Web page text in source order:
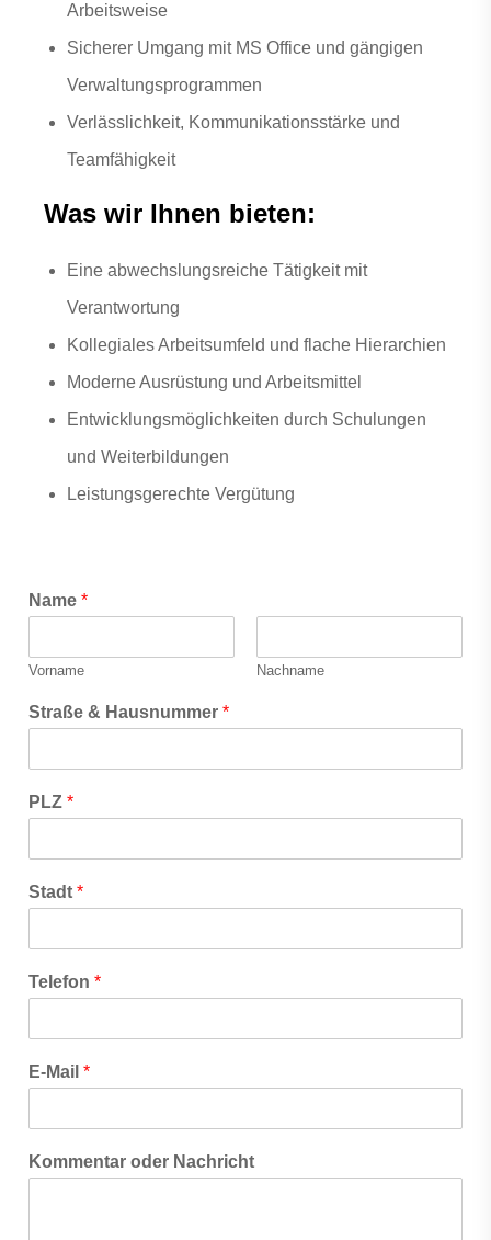
Arbeitsweise
Sicherer Umgang mit MS Office und gängigen
Verwaltungsprogrammen
Verlässlichkeit, Kommunikationsstärke und
Teamfähigkeit
Was wir Ihnen bieten:
Eine abwechslungsreiche Tätigkeit mit
Verantwortung
Kollegiales Arbeitsumfeld und flache Hierarchien
Moderne Ausrüstung und Arbeitsmittel
Entwicklungsmöglichkeiten durch Schulungen
und Weiterbildungen
Leistungsgerechte Vergütung
Name *
Vorname Nachname
Straße & Hausnummer *
PLZ *
Stadt *
Telefon *
E-Mail *
Kommentar oder Nachricht